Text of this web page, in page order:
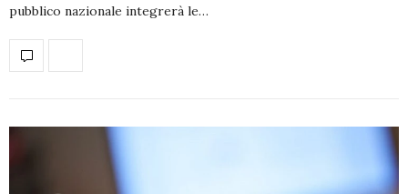
pubblico nazionale integrerà le…